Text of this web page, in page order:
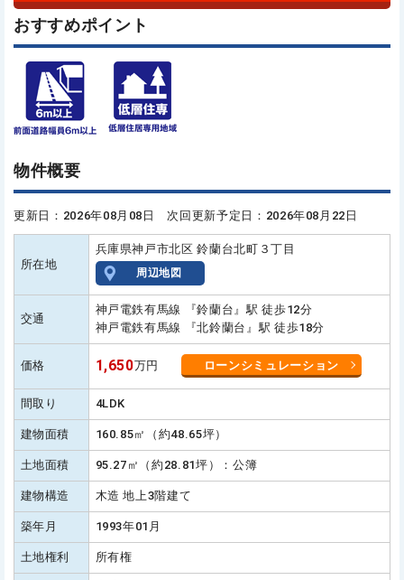
おすすめポイント
物件概要
更新日：2026年08月08日 次回更新予定日：2026年08月22日
所在地
兵庫県神戸市北区 鈴蘭台北町３丁目
周辺地図
交通
神戸電鉄有馬線 『鈴蘭台』駅 徒歩12分
神戸電鉄有馬線 『北鈴蘭台』駅 徒歩18分
価格 1,650万円 ローンシミュレーション
間取り 4LDK
建物面積 160.85㎡（約48.65坪）
土地面積 95.27㎡（約28.81坪）：公簿
建物構造 木造 地上3階建て
築年月 1993年01月
土地権利 所有権